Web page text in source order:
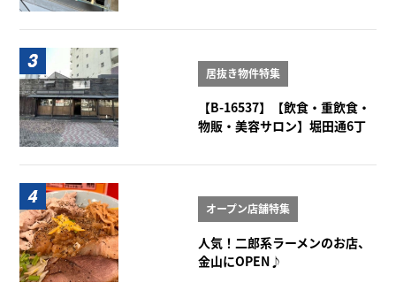
居抜き物件特集
【B-16537】【飲食・重飲食・
物販・美容サロン】堀田通6丁
オープン店舗特集
人気！二郎系ラーメンのお店、
金山にOPEN♪